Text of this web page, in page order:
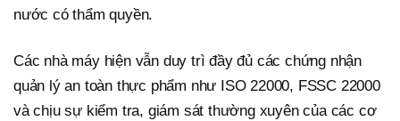
nước có thẩm quyền.
Các nhà máy hiện vẫn duy trì đầy đủ các chứng nhận
quản lý an toàn thực phẩm như ISO 22000, FSSC 22000
và chịu sự kiểm tra, giám sát thường xuyên của các cơ